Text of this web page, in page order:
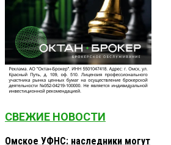
СВЕЖИЕ НОВОСТИ
Омское УФНС: наследники могут